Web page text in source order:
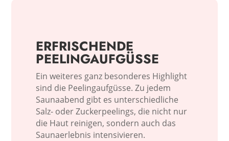
ERFRISCHENDE
PEELINGAUFGÜSSE
Ein weiteres ganz besonderes Highlight
sind die Peelingaufgüsse. Zu jedem
Saunaabend gibt es unterschiedliche
Salz- oder Zuckerpeelings, die nicht nur
die Haut reinigen, sondern auch das
Saunaerlebnis intensivieren.